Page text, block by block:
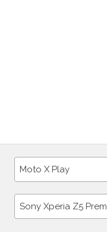
Moto X Play
Sony Xperia Z5